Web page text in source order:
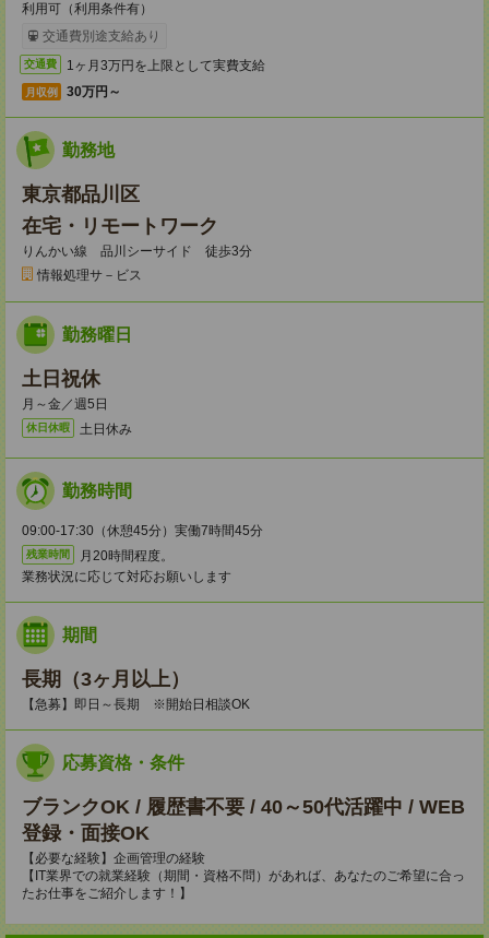
利用可（利用条件有）
交通費別途支給あり
交通費 1ヶ月3万円を上限として実費支給
月収例 30万円～
勤務地
東京都品川区
在宅・リモートワーク
りんかい線 品川シーサイド 徒歩3分
情報処理サ－ビス
勤務曜日
土日祝休
月～金／週5日
休日休暇 土日休み
勤務時間
09:00-17:30（休憩45分）実働7時間45分
残業時間
月20時間程度。
業務状況に応じて対応お願いします
期間
長期（3ヶ月以上）
【急募】即日～長期 ※開始日相談OK
応募資格・条件
ブランクOK / 履歴書不要 / 40～50代活躍中 / WEB
登録・面接OK
【必要な経験】企画管理の経験
【IT業界での就業経験（期間・資格不問）があれば、あなたのご希望に合っ
たお仕事をご紹介します！】